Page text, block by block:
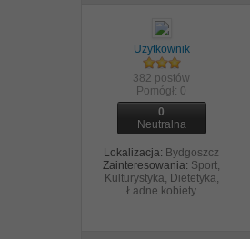
Użytkownik
382 postów
Pomógł: 0
0
Neutralna
Lokalizacja: Bydgoszcz
Zainteresowania: Sport,
Kulturystyka, Dietetyka,
Ładne kobiety